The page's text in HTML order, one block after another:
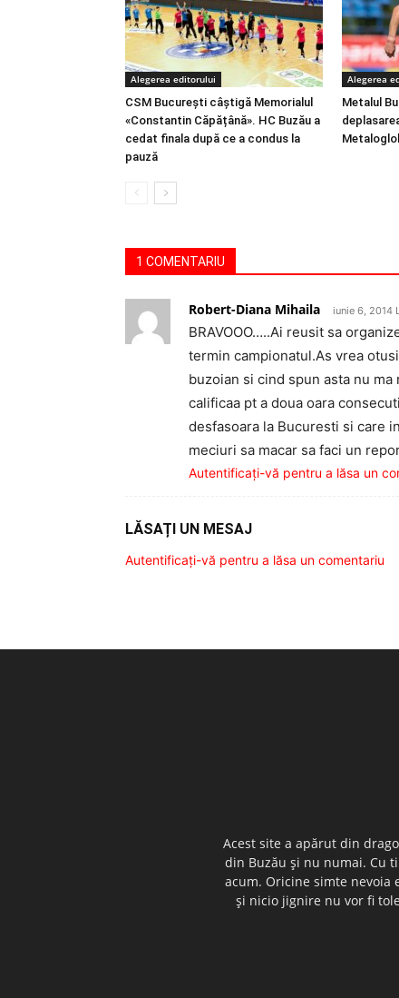
Alegerea editorului
CSM București câștigă Memorialul
«Constantin Căpățână». HC Buzău a
cedat finala după ce a condus la
pauză
Alegerea
Metalul
1 COMENTARIU
Robert-Diana Mihaila iunie 6, 2014
BRAVOOO…..Ai reusit sa
termin campionatul.As vrea
buzoian si cind spun asta nu ma
calificaa pt a doua oara
desfasoara la Bucuresti si care
meciuri sa macar sa faci un
Autentificați-vă pentru a lăsa un
LĂSAȚI UN MESAJ
Autentificați-vă pentru a lăsa un comentariu
Acest site a apărut din
din Buzău şi nu numai. Cu
acum. Oricine simte
şi nicio jignire nu vor fi